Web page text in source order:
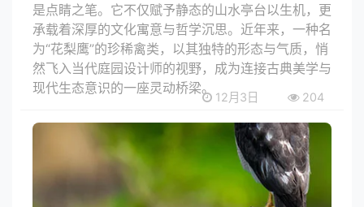
是点睛之笔。它不仅赋予静态的山水亭台以生机，更
承载着深厚的文化寓意与哲学沉思。近年来，一种名
为“花梨鹰”的珍稀禽类，以其独特的形态与气质，悄
然飞入当代庭园设计师的视野，成为连接古典美学与
现代生态意识的一座灵动桥梁。
12月3日 204